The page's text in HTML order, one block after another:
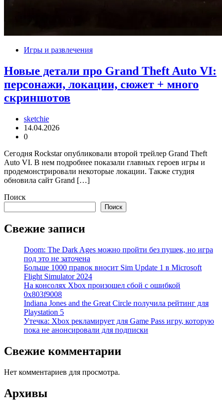
Игры и развлечения
Новые детали про Grand Theft Auto VI:
персонажи, локации, сюжет + много
скриншотов
sketchie
14.04.2026
0
Сегодня Rockstar опубликовали второй трейлер Grand Theft
Auto VI. В нем подробнее показали главных героев игры и
продемонстрировали некоторые локации. Также студия
обновила сайт Grand […]
Поиск
Поиск
Свежие записи
Doom: The Dark Ages можно пройти без пушек, но игра
под это не заточена
Больше 1000 правок вносит Sim Update 1 в Microsoft
Flight Simulator 2024
На консолях Xbox произошел сбой с ошибкой
0x803f9008
Indiana Jones and the Great Circle получила рейтинг для
Playstation 5
Утечка: Xbox рекламирует для Game Pass игру, которую
пока не анонсировали для подписки
Свежие комментарии
Нет комментариев для просмотра.
Архивы